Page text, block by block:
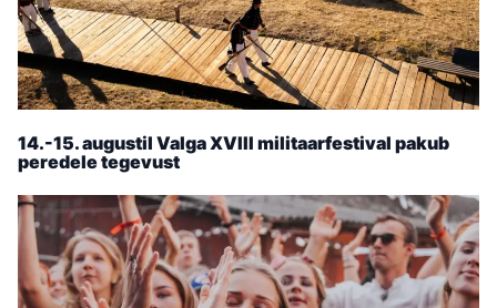
14.-15. augustil Valga XVIII militaarfestival pakub
peredele tegevust